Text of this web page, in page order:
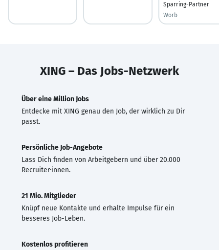
Sparring-Partner
Worb
XING – Das Jobs-Netzwerk
Über eine Million Jobs
Entdecke mit XING genau den Job, der wirklich zu Dir
passt.
Persönliche Job-Angebote
Lass Dich finden von Arbeitgebern und über 20.000
Recruiter·innen.
21 Mio. Mitglieder
Knüpf neue Kontakte und erhalte Impulse für ein
besseres Job-Leben.
Kostenlos profitieren